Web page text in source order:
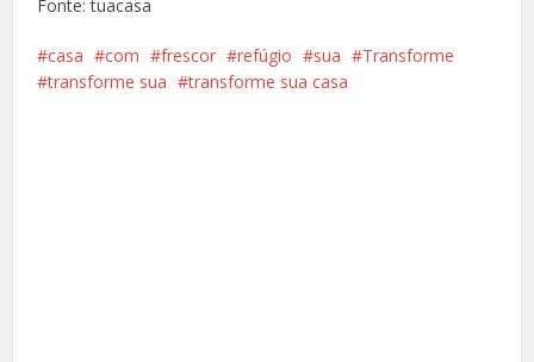
Fonte: tuacasa
casa com frescor refúgio sua
Transforme
transforme sua
transforme sua casa